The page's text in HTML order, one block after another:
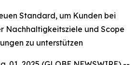
Standard, um Kunden bei
Nachhaltigkeitsziele und Scope
zu unterstützen